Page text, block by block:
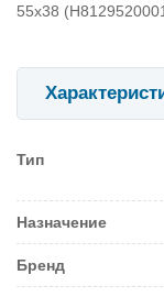
55x38
Тип
Назначение
Бренд